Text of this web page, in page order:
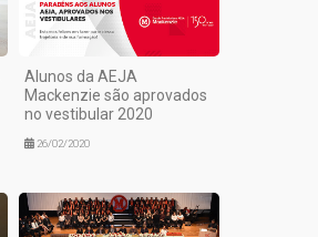
Alunos da AEJA
Mackenzie são aprovados
no vestibular 2020
26/02/2020